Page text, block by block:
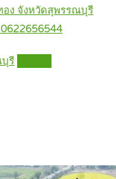
อง จังหวัดสุพรรณบุรี
บุรี